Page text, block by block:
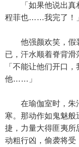
「如果他说出真
程菲也……我完了！
他强颜欢笑，假
已，汗水顺着脊背滑
「不能让他们开口
他……」
在瑜伽室时，朱
寒。那动作如鬼魅般
捷，力量大得匪夷所
动粗行凶，偷袭将受